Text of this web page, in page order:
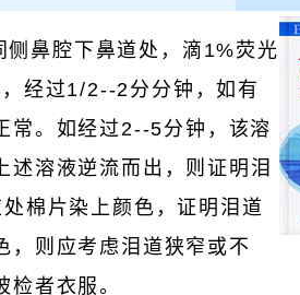
鼻腔下鼻道处，滴1%荧光
经过1/2--2分分钟，如有
常。如经过2--5分钟，该溶
述溶液逆流而出，则证明泪
棉片染上颜色，证明泪道
，则应考虑泪道狭窄或不
者衣服。